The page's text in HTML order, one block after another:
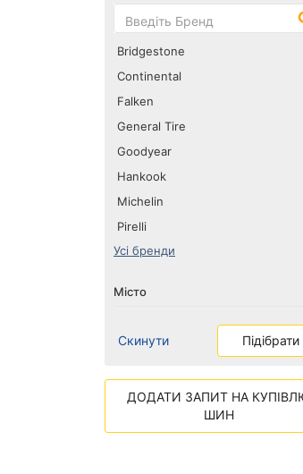
Bridgestone
Continental
Falken
General Tire
Goodyear
Hankook
Michelin
Pirelli
Усі бренди
Скинути Підібрати
ДОДАТИ ЗАПИТ НА
ШИН